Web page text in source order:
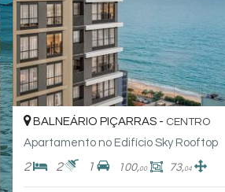
BALNEÁRIO PIÇARRAS -CENTRO
Apartamento no Edifício Sky Rooftop
2 2 1 100, 00 73,04